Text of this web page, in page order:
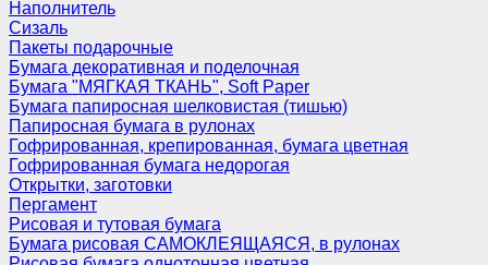
Наполнитель
Сизаль
Пакеты подарочные
Бумага декоративная и поделочная
Бумага "МЯГКАЯ ТКАНЬ", Soft Paper
Бумага папиросная шелковистая (тишью)
Папиросная бумага в рулонах
Гофрированная, крепированная, бумага цветная
Гофрированная бумага недорогая
Открытки, заготовки
Пергамент
Рисовая и тутовая бумага
Бумага рисовая САМОКЛЕЯЩАЯСЯ, в рулонах